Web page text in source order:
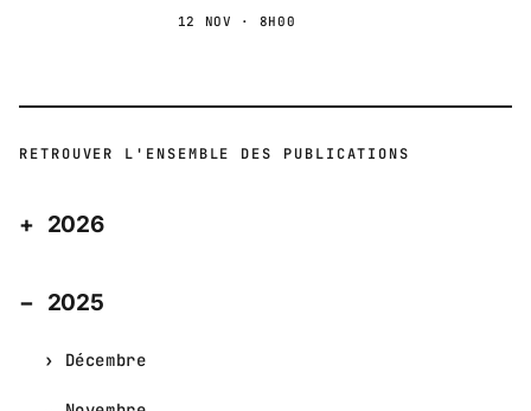
12 NOV · 8H00
RETROUVER L'ENSEMBLE DES PUBLICATIONS
2026
2025
Décembre